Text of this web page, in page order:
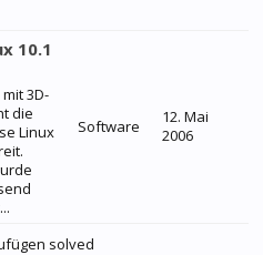
10.1
3D-
die
Linux
Software
12. Mai
2006
solved